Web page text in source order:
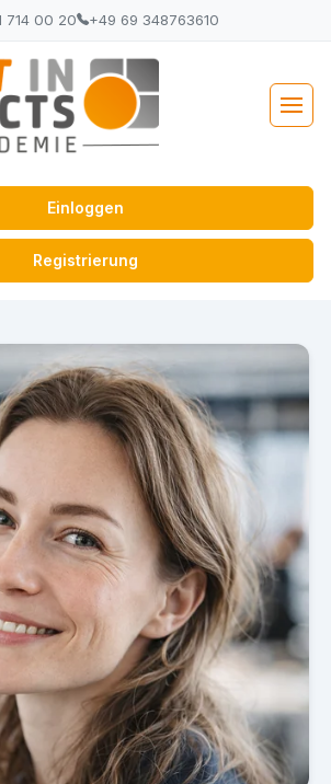
714 00 20 +49 69 348763610
Einloggen
Registrierung